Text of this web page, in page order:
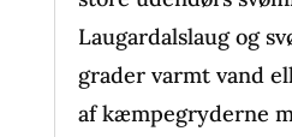
Laugardalslaug og
grader varmt vand
af kæmpegryderne